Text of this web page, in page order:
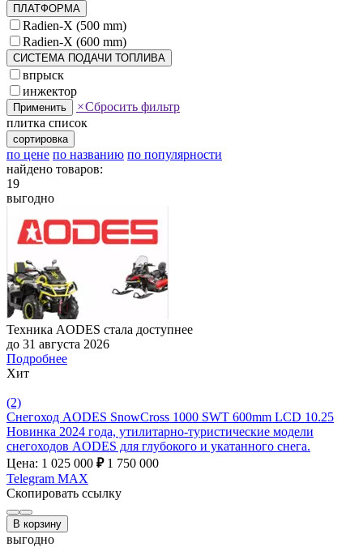
ПЛАТФОРМА
Radien-X (500 mm)
Radien-X (600 mm)
СИСТЕМА ПОДАЧИ ТОПЛИВА
впрыск
инжектор
Применить ×Сбросить фильтр
плитка список
сортировка
по цене по названию по популярности
найдено товаров:
19
выгодно
Техника AODES стала доступнее
до 31 августа 2026
Подробнее
Хит
(2)
Снегоход AODES SnowCross 1000 SWT 600mm LCD 10.25
Новинка 2024 года, утилитарно-туристические модели
снегоходов AODES для глубокого и укатанного снега.
Цена: 1 025 000 ₽ 1 750 000
Telegram MAX
Скопировать ссылку
В корзину
выгодно